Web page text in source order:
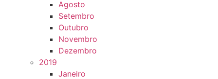
Agosto
Setembro
Outubro
Novembro
Dezembro
2019
Janeiro